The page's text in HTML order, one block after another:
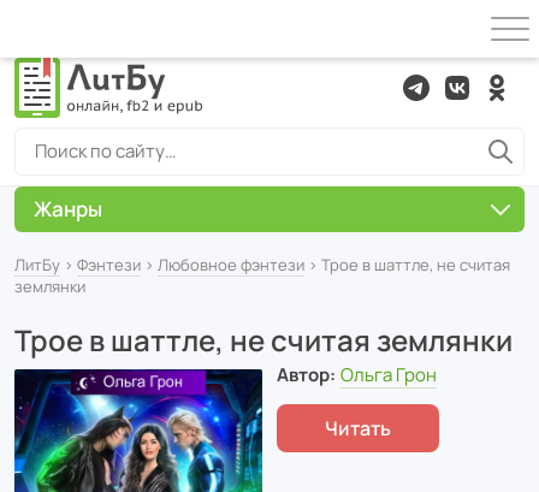
ЛитБу › Фэнтези › Любовное фэнтези › Трое в шаттле, не считая
землянки
Трое в шаттле, не считая землянки
Автор: Ольга Грон
Читать
Жанры